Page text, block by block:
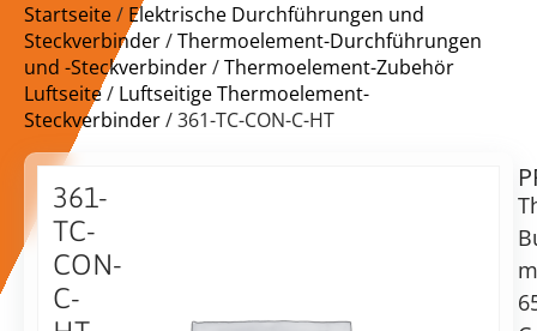
Startseite/ Elektrische Durchführungen und
Steckverbinder/Thermoelement-Durchführungen
und -Steckverbinder/Thermoelement-Zubehör
Luftseite/ Luftseitige Thermoelement-
Steckverbinder/ 361-TC-CON-C-HT
361-
TC-
CON-
C-
$